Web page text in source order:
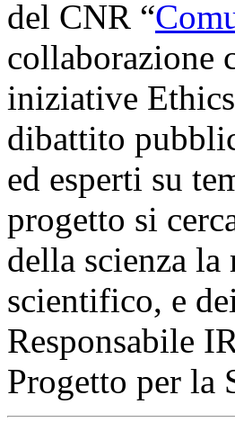
del CNR “
collaborazione
iniziative
dibattito
ed esperti su
progetto si
della scienza
scientifico, e
Responsabile
Progetto per